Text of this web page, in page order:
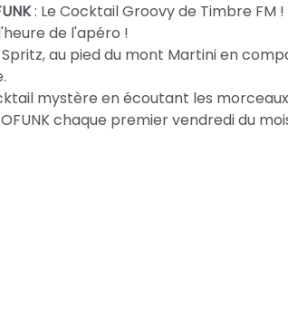
: Le Cocktail Groovy de Timbre FM !
de l'apéro !
au pied du mont Martini en
mystère en écoutant les
chaque premier vendredi du